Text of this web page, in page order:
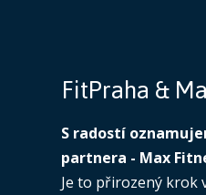
FitPraha &
S radostí
partnera - Max
Je to přirozený krok